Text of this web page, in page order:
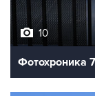
10
Фотохроника